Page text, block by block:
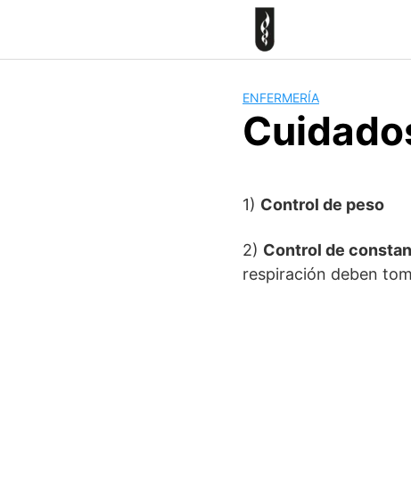
ENFERMERÍA
1) Control de peso
2) Control de
respiración deben